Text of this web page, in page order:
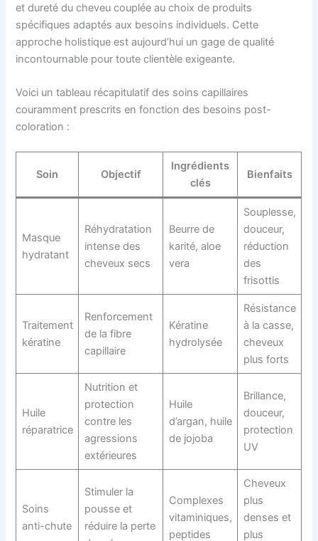
et dureté du cheveu couplée au choix de produits
spécifiques adaptés aux besoins individuels. Cette
approche holistique est aujourd’hui un gage de qualité
incontournable pour toute clientèle exigeante.
Voici un tableau récapitulatif des soins capillaires
couramment prescrits en fonction des besoins post-
coloration :
Soin Objectif
Ingrédients
clés
Bienfaits
Masque
hydratant
Réhydratation
intense des
cheveux secs
Beurre de
karité, aloe
vera
Souplesse,
douceur,
réduction
des
frisottis
Traitement
kératine
Renforcement
de la fibre
capillaire
Kératine
hydrolysée
Résistance
à la casse,
cheveux
plus forts
Huile
réparatrice
Nutrition et
protection
contre les
agressions
extérieures
Huile
d’argan, huile
de jojoba
Brillance,
douceur,
protection
UV
Soins
anti-chute
Stimuler la
pousse et
réduire la perte
Complexes
vitaminiques,
peptides
Cheveux
plus
denses et
plus